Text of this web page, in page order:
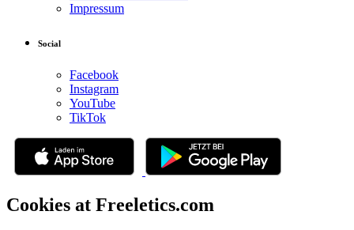
Impressum
Social
Facebook
Instagram
YouTube
TikTok
Cookies at Freeletics.com